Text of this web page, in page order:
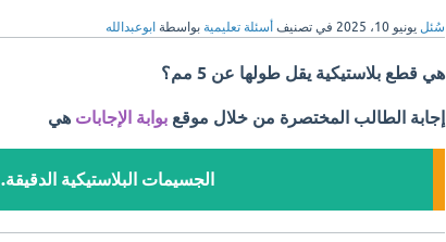
سُئل يونيو 10، 2025 في تصنيف أسئلة تعليمية بواسطة ابوعبدالله
هي قطع بلاستيكية يقل طولها عن 5 مم؟
إجابة الطالب المختصرة من خلال موقع بوابة الإجابات هي
الجسيمات البلاستيكية الدقيقة.